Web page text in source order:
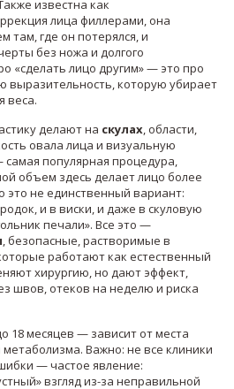
известна как
лица филлерами, она
там, где он потерялся, и
без ножа и долгого
«сделать лицо другим» — это про
выразительность, которую убирает
веса.
делают на скулах, области,
овала лица и визуальную
популярная процедура,
объем здесь делает лицо более
не единственный вариант:
и в виски, и даже в скуловую
печали». Все это —
,безопасные, растворимые в
работают как естественный
хирургию, но дают эффект,
швов, отеков на неделю и риска
18 месяцев — зависит от места
Важно: не все клиники
— частое явление:
взгляд из-за неправильной